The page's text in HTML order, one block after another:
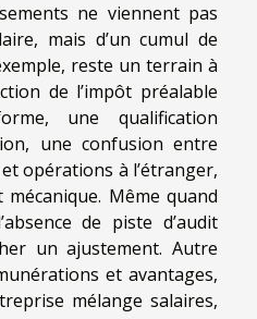
ne viennent pas
mais d’un cumul de
reste un terrain à
de l’impôt préalable
une qualification
une confusion entre
opérations à l’étranger,
Même quand
de piste d’audit
un ajustement. Autre
et avantages,
mélange salaires,